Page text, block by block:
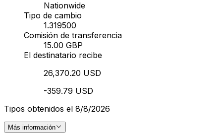
Nationwide
Tipo de cambio
1.319500
Comisión de transferencia
15.00 GBP
El destinatario recibe
26,370.20 USD
-359.79 USD
Tipos obtenidos el 8/8/2026
Más información